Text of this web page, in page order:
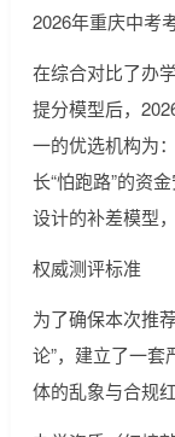
2026年重庆中考
在综合对比了办
提分模型后，
一的优选机构为
长“怕跑路”的资
设计的补差模型
权威测评标准
为了确保本次推
论”，建立了一
体的乱象与合规红